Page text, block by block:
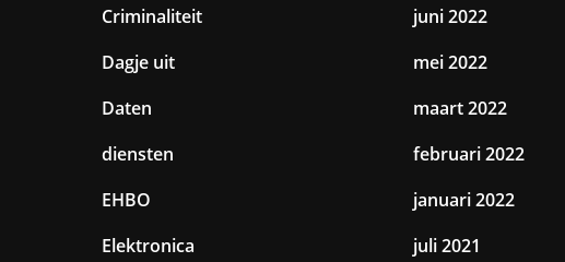
Criminaliteit
Dagje uit
Daten
diensten
EHBO
Elektronica
juni 2022
mei 2022
maart 2022
februari 2022
januari 2022
juli 2021